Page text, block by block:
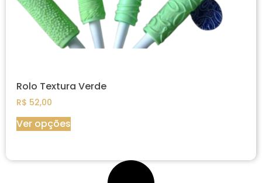
Rolo Textura Verde
R$ 52,00
Ver opções